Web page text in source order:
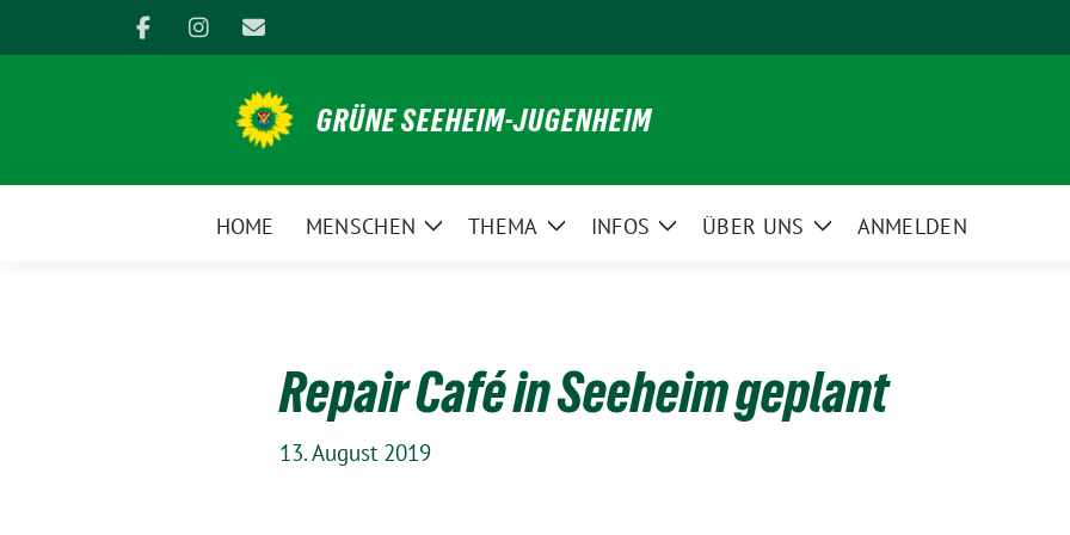
zum
GRÜNE SEEHEIM-JUGENHEIM
HOME MENSCHEN
ZeigeTHEMA
ZeigeINFOS
ZeigeÜBER UNS
ZeigeANMELDEN
Repair Café in Seeheim geplant
13. August 2019